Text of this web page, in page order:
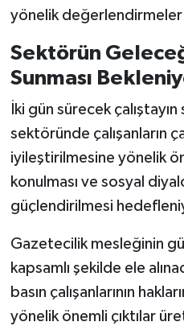
yönelik değerlendirmeler
Sektörün
Sunması
İki gün sürecek
sektöründe çalışanların
iyileştirilmesine yönelik
konulması ve sosyal
güçlendirilmesi
Gazetecilik mesleğinin
kapsamlı şekilde ele
basın çalışanlarının
yönelik önemli çıktılar